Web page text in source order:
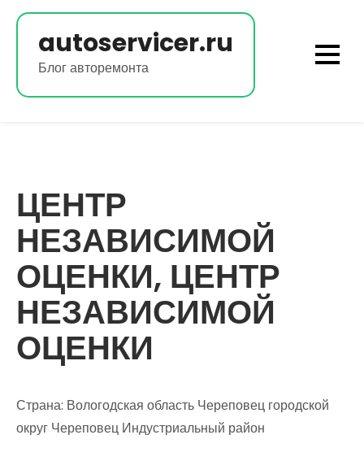
Перейти
содержимомуautoservicer.ru
Блог авторемонта
ЦЕНТР
НЕЗАВИСИМОЙ
ОЦЕНКИ, ЦЕНТР
НЕЗАВИСИМОЙ
ОЦЕНКИ
Страна: Вологодская область Череповец городской
округ Череповец Индустриальный район